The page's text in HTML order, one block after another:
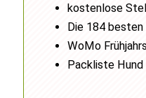
kostenlose
Die 184 besten
WoMo
Packliste Hund